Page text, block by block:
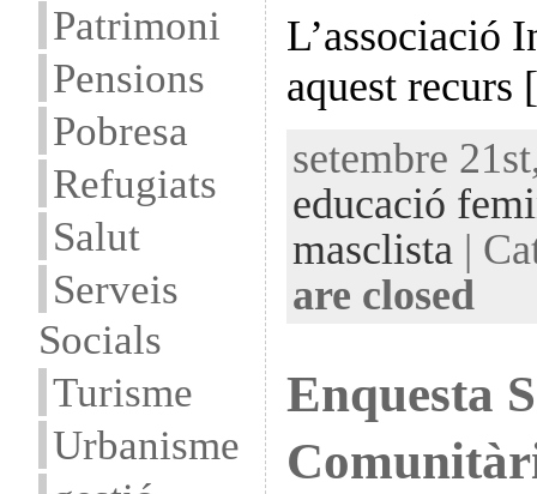
Patrimoni
Pensions
Pobresa
Refugiats
Salut
Serveis
Socials
Turisme
Urbanisme
L’associació
aquest
setembre
educació
masclista |
are closed
Enquesta